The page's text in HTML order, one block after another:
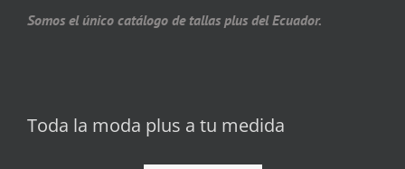
Somos el único catálogo de tallas plus del Ecuador.
Toda la moda plus a tu medida